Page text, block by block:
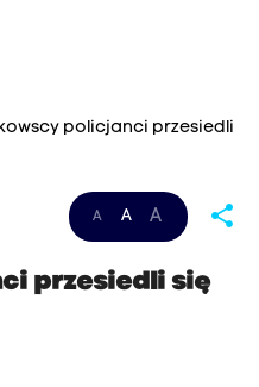
policjanci przesiedli
A A A share
przesiedli się